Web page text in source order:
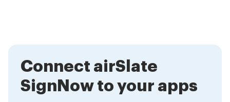
Connect airSlate
SignNow to your apps